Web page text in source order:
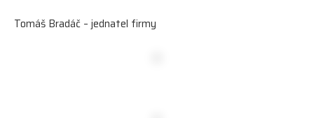
Tomáš Bradáč – jednatel firmy